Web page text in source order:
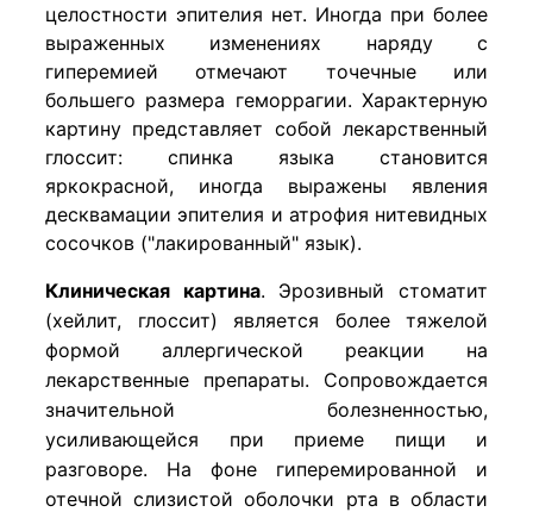
целостности эпителия нет. Иногда при более
выраженных изменениях наряду с
гиперемией отмечают точечные или
большего размера геморрагии. Характерную
картину представляет собой лекарственный
глоссит: спинка языка становится
яркокрасной, иногда выражены явления
десквамации эпителия и атрофия нитевидных
сосочков ("лакированный" язык).
Клиническая картина. Эрозивный стоматит
(хейлит, глоссит) является более тяжелой
формой аллергической реакции на
лекарственные препараты. Сопровождается
значительной болезненностью,
усиливающейся при приеме пищи и
разговоре. На фоне гиперемированной и
отечной слизистой оболочки рта в области